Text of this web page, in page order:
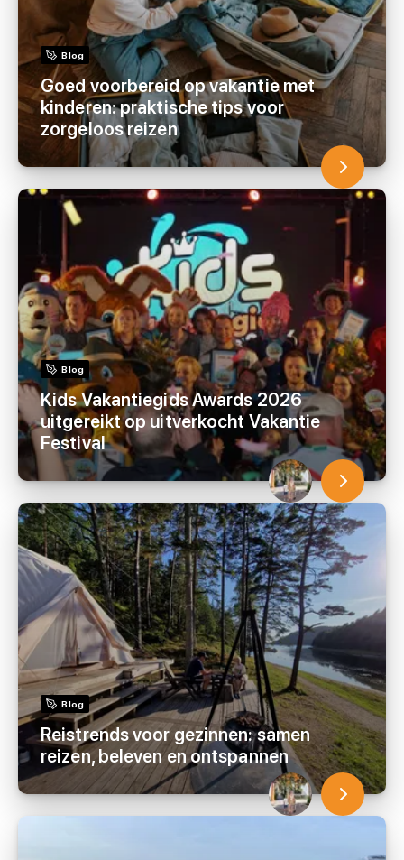
Blog
Goed voorbereid op vakantie met
kinderen: praktische tips voor
zorgeloos reizen
Blog
Kids Vakantiegids Awards 2026
uitgereikt op uitverkocht Vakantie
Festival
Blog
Reistrends voor gezinnen: samen
reizen, beleven en ontspannen